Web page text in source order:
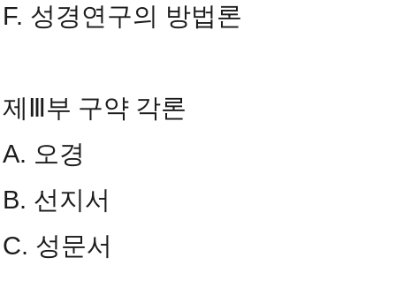
F. 성경연구의 방법론
제Ⅲ부 구약 각론
A. 오경
B. 선지서
C. 성문서